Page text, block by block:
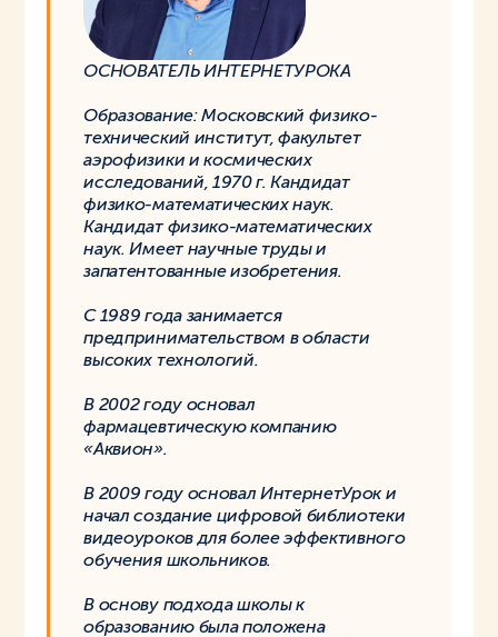
ОСНОВАТЕЛЬ ИНТЕРНЕТУРОКА
Образование: Московский физико-
технический институт, факультет
аэрофизики и космических
исследований, 1970 г. Кандидат
физико-математических наук.
Кандидат физико-математических
наук. Имеет научные труды и
запатентованные изобретения.
С 1989 года занимается
предпринимательством в области
высоких технологий.
В 2002 году основал
фармацевтическую компанию
«Аквион».
В 2009 году основал ИнтернетУрок и
начал создание цифровой библиотеки
видеоуроков для более эффективного
обучения школьников.
В основу подхода школы к
образованию была положена